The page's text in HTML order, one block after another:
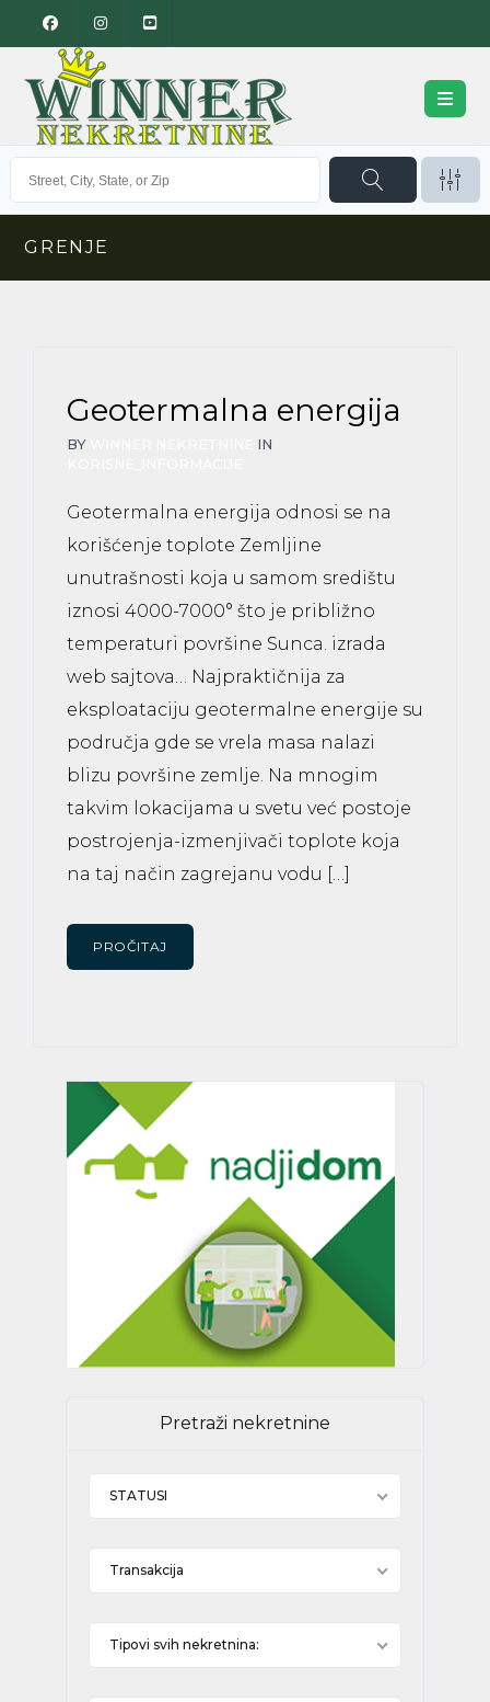
GRENJE
Geotermalna energija
BY
IN
Geotermalna energija odnosi se na
korišćenje toplote Zemljine
unutrašnosti koja u samom središtu
iznosi 4000-7000° što je približno
temperaturi površine Sunca. izrada
web sajtova… Najpraktičnija za
eksploataciju geotermalne energije su
područja gde se vrela masa nalazi
blizu površine zemlje. Na mnogim
takvim lokacijama u svetu već postoje
postrojenja-izmenjivači toplote koja
na taj način zagrejanu vodu […]
PROČITAJ
Pretraži nekretnine
STATUSI
Transakcija
Tipovi svih nekretnina: